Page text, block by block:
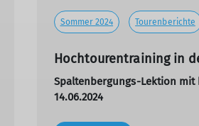
Sommer 2024 Tourenberichte
Hochtourentraining in
Spaltenbergungs-Lektion mit
14.06.2024